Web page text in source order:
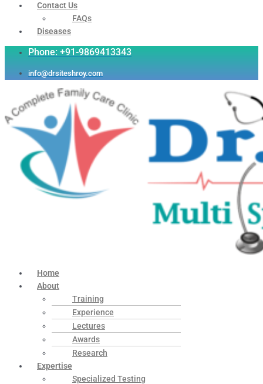
Contact Us
FAQs
Diseases
Phone: +91-9869413343
info@drsiteshroy.com
Home
About
Training
Experience
Lectures
Awards
Research
Expertise
Specialized Testing